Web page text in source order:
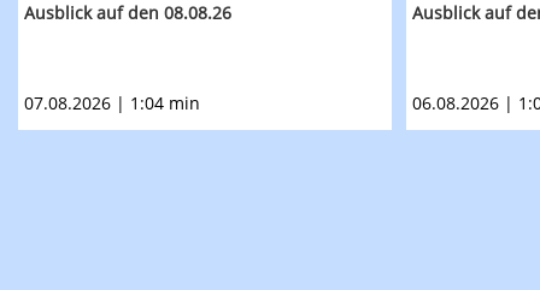
Ausblick auf den 08.08.26
07.08.2026 | 1:04 min
Ausblick auf
06.08.2026 |